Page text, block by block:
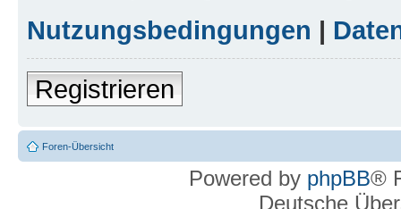
Nutzungsbedingungen |
Registrieren
Foren-Übersicht
Powered by phpBB®
Deutsche